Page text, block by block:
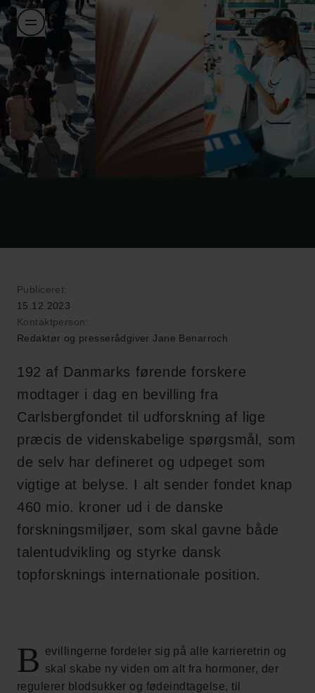
Publiceret:
15.12.2023
Kontaktperson:
Redaktør og presserådgiver Jane Benarroch
192 af Danmarks førende forskere
modtager i dag en bevilling fra
Carlsbergfondet til udforskning af lige
præcis de videnskabelige spørgsmål, som
de selv har defineret og udpeget som
vigtige at belyse. I alt sender fondet knap
460 mio. kroner ud i de danske
forskningsmiljøer, som skal gavne både
talentudvikling og styrke dansk
topforsknings internationale position.
B
evillingerne fordeler sig på alle karrieretrin og
skal skabe ny viden om alt fra hormoner, der
regulerer blodsukker og fødeindtagelse, til